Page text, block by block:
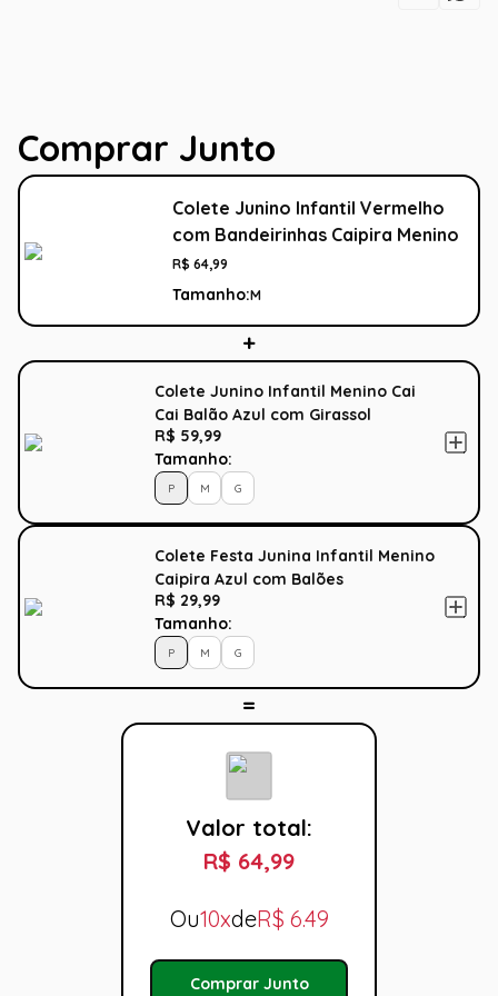
Comprar Junto
Colete Junino Infantil Vermelho
com Bandeirinhas Caipira Menino
R$ 64,99
Tamanho:M
Colete Junino Infantil Menino Cai
Cai Balão Azul com Girassol
R$ 59,99
Tamanho:
P M G
Colete Festa Junina Infantil Menino
Caipira Azul com Balões
R$ 29,99
Tamanho:
P M G
Valor total:
R$ 64,99
Ou10xdeR$ 6.49
Comprar Junto